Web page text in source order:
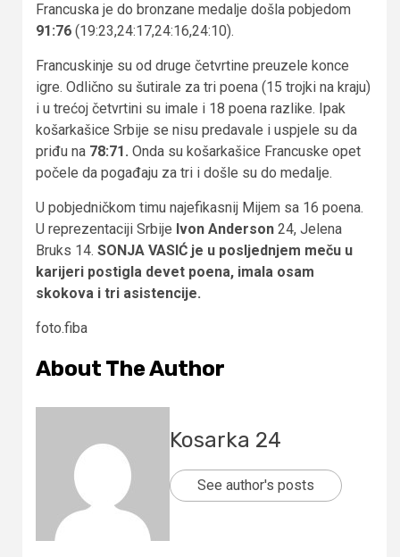
Francuska je do bronzane medalje došla pobjedom
91:76 (19:23,24:17,24:16,24:10).
Francuskinje su od druge četvrtine preuzele konce
igre. Odlično su šutirale za tri poena (15 trojki na kraju)
i u trećoj četvrtini su imale i 18 poena razlike. Ipak
košarkašice Srbije se nisu predavale i uspjele su da
priđu na 78:71. Onda su košarkašice Francuske opet
počele da pogađaju za tri i došle su do medalje.
U pobjedničkom timu najefikasnij Mijem sa 16 poena.
U reprezentaciji Srbije Ivon Anderson 24, Jelena
Bruks 14. SONJA VASIĆ je u posljednjem meču u
karijeri postigla devet poena, imala osam
skokova i tri asistencije.
foto.fiba
About The Author
Kosarka 24
See author's posts